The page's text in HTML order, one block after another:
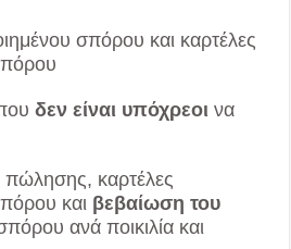
σπόρου και καρτέλες
δεν είναι υπόχρεοι να
πώλησης, καρτέλες
και βεβαίωση του
ανά ποικιλία και